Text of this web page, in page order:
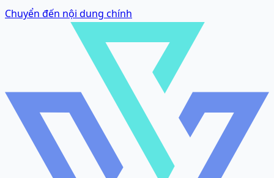
Chuyển đến nội dung chính